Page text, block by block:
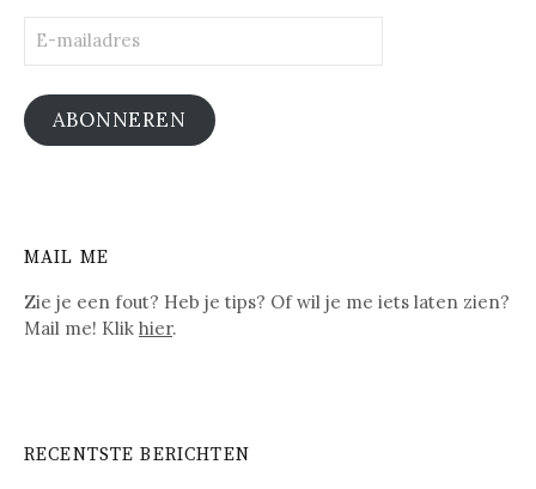
mailadres
ABONNEREN
MAIL ME
Zie je een fout? Heb je tips? Of wil je me iets laten zien?
Mail me! Klik hier.
RECENTSTE BERICHTEN